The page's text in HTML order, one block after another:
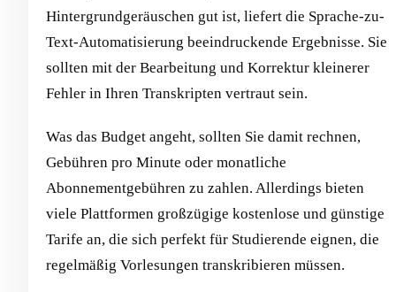
Hintergrundgeräuschen gut ist, liefert die Sprache-zu-
Text-Automatisierung beeindruckende Ergebnisse. Sie
sollten mit der Bearbeitung und Korrektur kleinerer
Fehler in Ihren Transkripten vertraut sein.
Was das Budget angeht, sollten Sie damit rechnen,
Gebühren pro Minute oder monatliche
Abonnementgebühren zu zahlen. Allerdings bieten
viele Plattformen großzügige kostenlose und günstige
Tarife an, die sich perfekt für Studierende eignen, die
regelmäßig Vorlesungen transkribieren müssen.